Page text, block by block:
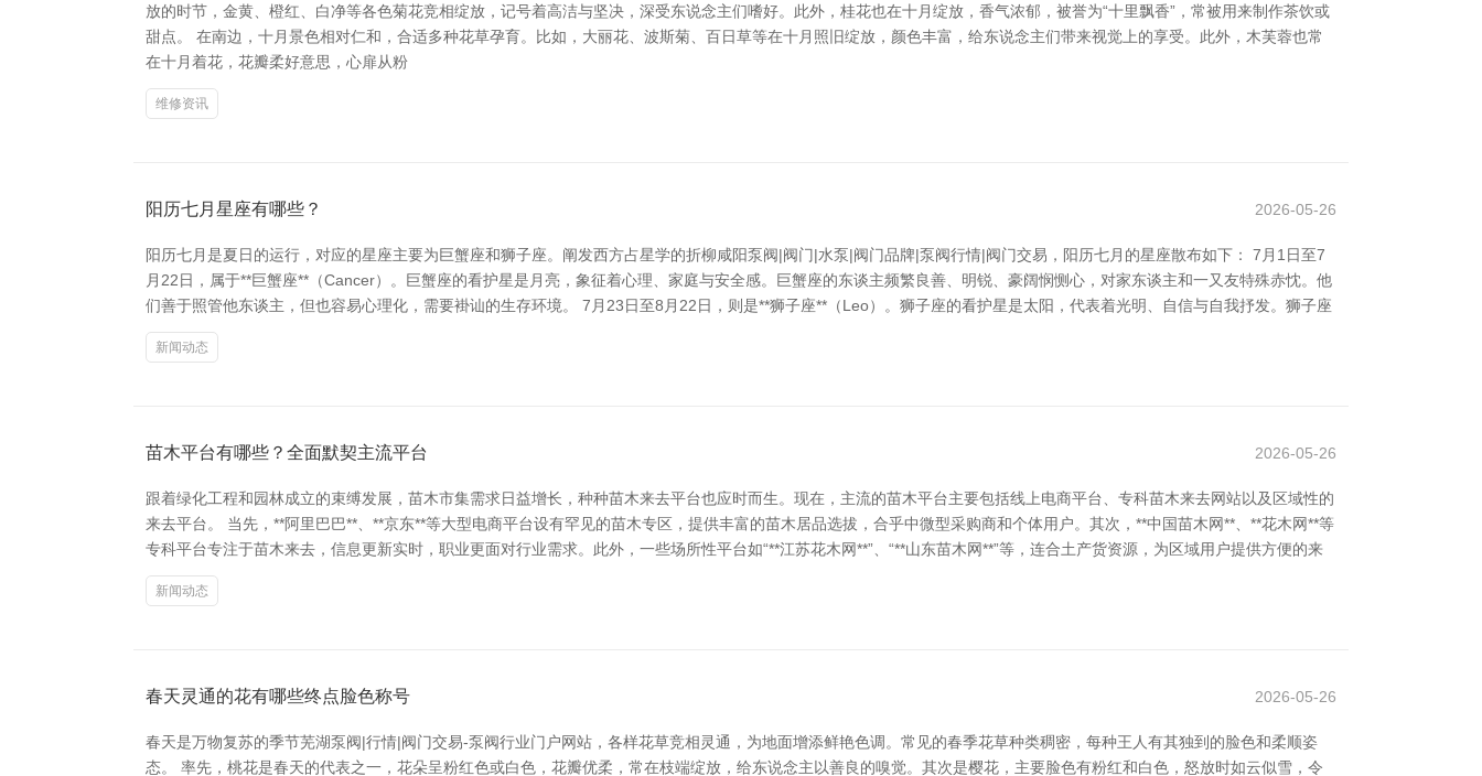
放的时节，金黄、橙红、白净等各色菊花竞相绽放，记号着高洁与坚决，深受东说念主们嗜好。此外，桂花也在十月绽放，香气浓郁，被誉为“十里飘香”，常被用来制作茶饮或
甜点。 在南边，十月景色相对仁和，合适多种花草孕育。比如，大丽花、波斯菊、百日草等在十月照旧绽放，颜色丰富，给东说念主们带来视觉上的享受。此外，木芙蓉也常
在十月着花，花瓣柔好意思，心扉从粉
维修资讯
阳历七月星座有哪些？ 2026-05-26
阳历七月是夏日的运行，对应的星座主要为巨蟹座和狮子座。阐发西方占星学的折柳咸阳泵阀|阀门|水泵|阀门品牌|泵阀行情|阀门交易，阳历七月的星座散布如下： 7月1日至7
月22日，属于**巨蟹座**（Cancer）。巨蟹座的看护星是月亮，象征着心理、家庭与安全感。巨蟹座的东谈主频繁良善、明锐、豪阔悯恻心，对家东谈主和一又友特殊赤忱。他
们善于照管他东谈主，但也容易心理化，需要褂讪的生存环境。 7月23日至8月22日，则是**狮子座**（Leo）。狮子座的看护星是太阳，代表着光明、自信与自我抒发。狮子座
新闻动态
苗木平台有哪些？全面默契主流平台 2026-05-26
跟着绿化工程和园林成立的束缚发展，苗木市集需求日益增长，种种苗木来去平台也应时而生。现在，主流的苗木平台主要包括线上电商平台、专科苗木来去网站以及区域性的
来去平台。 当先，**阿里巴巴**、**京东**等大型电商平台设有罕见的苗木专区，提供丰富的苗木居品选拔，合乎中微型采购商和个体用户。其次，**中国苗木网**、**花木网**等
专科平台专注于苗木来去，信息更新实时，职业更面对行业需求。此外，一些场所性平台如“**江苏花木网**”、“**山东苗木网**”等，连合土产货资源，为区域用户提供方便的来
新闻动态
春天灵通的花有哪些终点脸色称号 2026-05-26
春天是万物复苏的季节芜湖泵阀|行情|阀门交易-泵阀行业门户网站，各样花草竞相灵通，为地面增添鲜艳色调。常见的春季花草种类稠密，每种王人有其独到的脸色和柔顺姿
态。 率先，桃花是春天的代表之一，花朵呈粉红色或白色，花瓣优柔，常在枝端绽放，给东说念主以善良的嗅觉。其次是樱花，主要脸色有粉红和白色，怒放时如云似雪，令